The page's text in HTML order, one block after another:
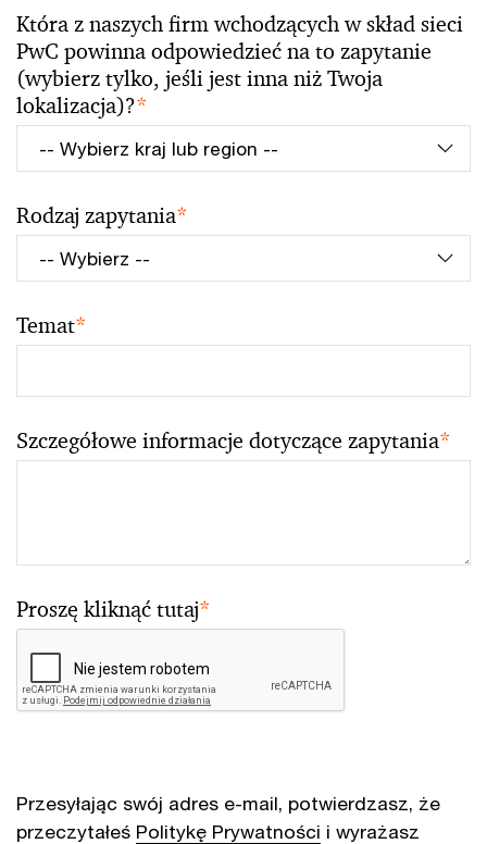
Która z naszych firm wchodzących w skład sieci
PwC powinna odpowiedzieć na to zapytanie
(wybierz tylko, jeśli jest inna niż Twoja
lokalizacja)?*
Rodzaj zapytania*
Temat*
Szczegółowe informacje dotyczące zapytania*
Proszę kliknąć tutaj*
Przesyłając swój adres e-mail, potwierdzasz, że
przeczytałeś Politykę Prywatności i wyrażasz